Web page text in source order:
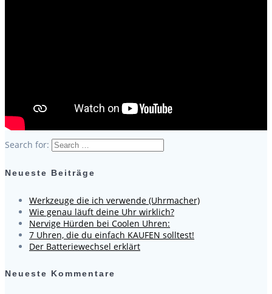
Search for:
Neueste Beiträge
Werkzeuge die ich verwende (Uhrmacher)
Wie genau läuft deine Uhr wirklich?
Nervige Hürden bei Coolen Uhren:
7 Uhren, die du einfach KAUFEN solltest!
Der Batteriewechsel erklärt
Neueste Kommentare